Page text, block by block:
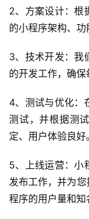
首
页
2、方案设计：根
的小程序架构、功
3、技术开发：我
的开发工作，确保
4、测试与优化：
测试，并根据测
定、用户体验良好。
5、上线运营：小
发布工作，并为
程序的用户量和知